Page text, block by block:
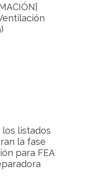
los listados
la fase
para FEA